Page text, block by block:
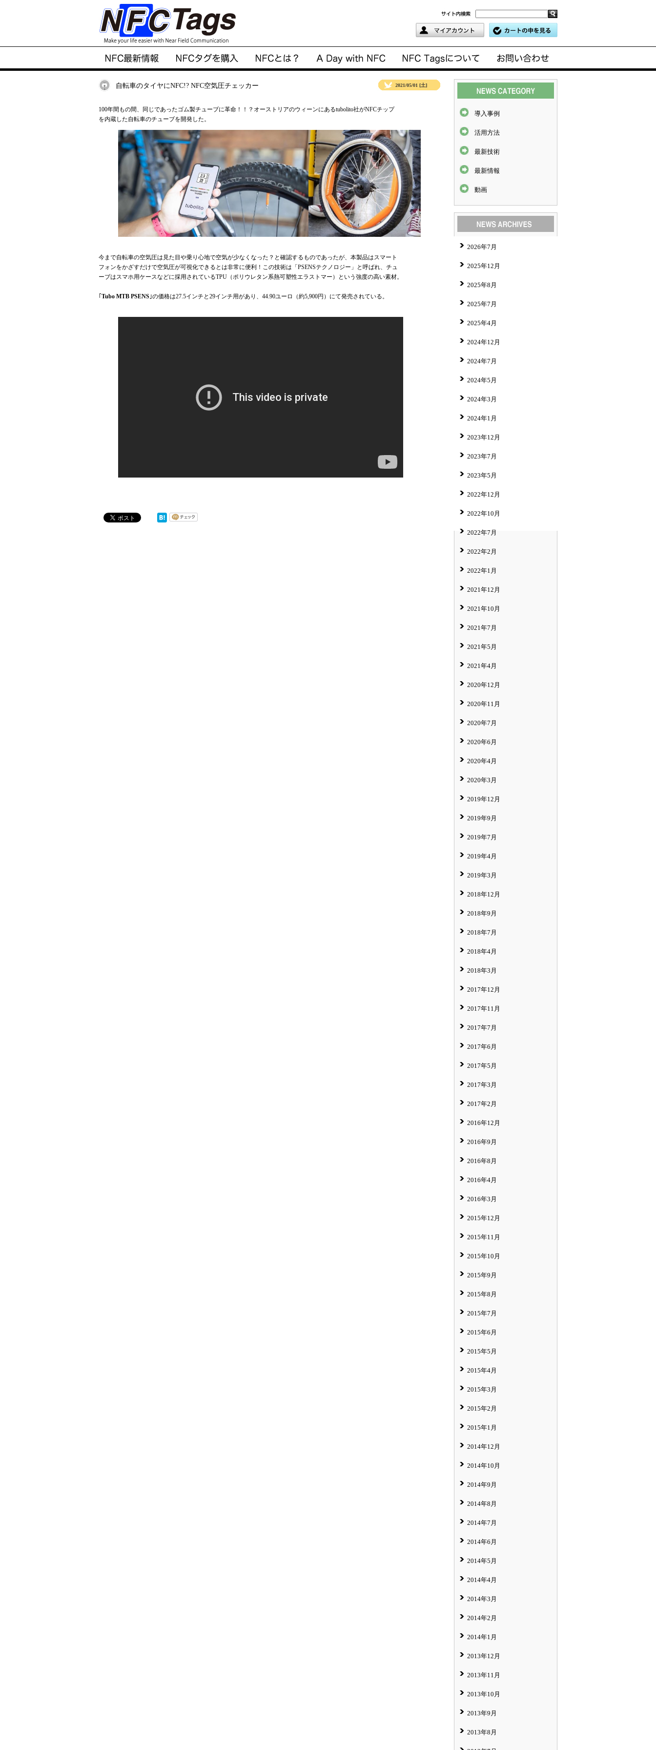
自転車のタイヤにNFC!? NFC空気圧チェッカー 2021/05/01 [土]
100年間もの間、同じであったゴム製チューブに革命！！？オーストリアのウィーンにあるtubolito社がNFCチップ
を内蔵した自転車のチューブを開発した。
今まで自転車の空気圧は見た目や乗り心地で空気が少なくなった？と確認するものであったが、本製品はスマート
フォンをかざすだけで空気圧が可視化できるとは非常に便利！この技術は「PSENSテクノロジー」と呼ばれ、チュ
ーブはスマホ用ケースなどに採用されているTPU（ポリウレタン系熱可塑性エラストマー）という強度の高い素材。
｢ Tubo MTB PSENS ｣の価格は27.5インチと29インチ用があり、44.90ユーロ（約5,900円）にて発売されている。
導入事例
活用方法
最新技術
最新情報
動画
2026年7月
2025年12月
2025年8月
2025年7月
2025年4月
2024年12月
2024年7月
2024年5月
2024年3月
2024年1月
2023年12月
2023年7月
2023年5月
2022年12月
2022年10月
2022年7月
2022年2月
2022年1月
2021年12月
2021年10月
2021年7月
2021年5月
2021年4月
2020年12月
2020年11月
2020年7月
2020年6月
2020年4月
2020年3月
2019年12月
2019年9月
2019年7月
2019年4月
2019年3月
2018年12月
2018年9月
2018年7月
2018年4月
2018年3月
2017年12月
2017年11月
2017年7月
2017年6月
2017年5月
2017年3月
2017年2月
2016年12月
2016年9月
2016年8月
2016年4月
2016年3月
2015年12月
2015年11月
2015年10月
2015年9月
2015年8月
2015年7月
2015年6月
2015年5月
2015年4月
2015年3月
2015年2月
2015年1月
2014年12月
2014年10月
2014年9月
2014年8月
2014年7月
2014年6月
2014年5月
2014年4月
2014年3月
2014年2月
2014年1月
2013年12月
2013年11月
2013年10月
2013年9月
2013年8月